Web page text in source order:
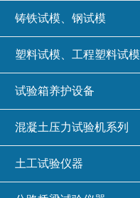
铸铁试模、钢试模
塑料试模、工程塑料试模
试验箱养护设备
混凝土压力试验机系列
土工试验仪器